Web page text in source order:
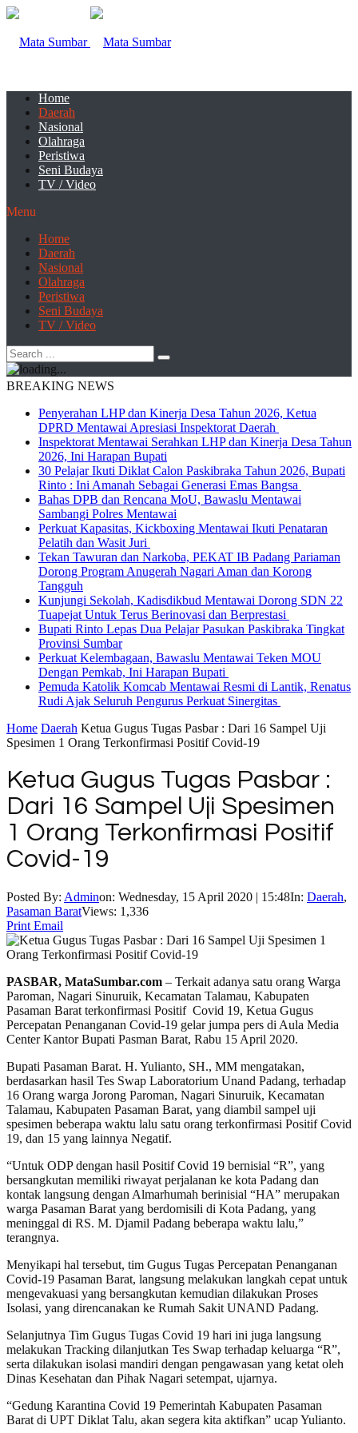
Home
Daerah
Nasional
Olahraga
Peristiwa
Seni Budaya
TV / Video
Menu
Home
Daerah
Nasional
Olahraga
Peristiwa
Seni Budaya
TV / Video
BREAKING NEWS
Penyerahan LHP dan Kinerja Desa Tahun 2026, Ketua
DPRD Mentawai Apresiasi Inspektorat Daerah
Inspektorat Mentawai Serahkan LHP dan Kinerja Desa Tahun
2026, Ini Harapan Bupati
30 Pelajar Ikuti Diklat Calon Paskibraka Tahun 2026, Bupati
Rinto : Ini Amanah Sebagai Generasi Emas Bangsa
Bahas DPB dan Rencana MoU, Bawaslu Mentawai
Sambangi Polres Mentawai
Perkuat Kapasitas, Kickboxing Mentawai Ikuti Penataran
Pelatih dan Wasit Juri
Tekan Tawuran dan Narkoba, PEKAT IB Padang Pariaman
Dorong Program Anugerah Nagari Aman dan Korong
Tangguh
Kunjungi Sekolah, Kadisdikbud Mentawai Dorong SDN 22
Tuapejat Untuk Terus Berinovasi dan Berprestasi
Bupati Rinto Lepas Dua Pelajar Pasukan Paskibraka Tingkat
Provinsi Sumbar
Perkuat Kelembagaan, Bawaslu Mentawai Teken MOU
Dengan Pemkab, Ini Harapan Bupati
Pemuda Katolik Komcab Mentawai Resmi di Lantik, Renatus
Rudi Ajak Seluruh Pengurus Perkuat Sinergitas
Home Daerah Ketua Gugus Tugas Pasbar : Dari 16 Sampel Uji
Spesimen 1 Orang Terkonfirmasi Positif Covid-19
Ketua Gugus Tugas Pasbar :
Dari 16 Sampel Uji Spesimen
1 Orang Terkonfirmasi Positif
Covid-19
Posted By: Adminon: Wednesday, 15 April 2020 | 15:48In: Daerah,
Pasaman BaratViews: 1,336
Print Email
PASBAR, MataSumbar.com – Terkait adanya satu orang Warga
Paroman, Nagari Sinuruik, Kecamatan Talamau, Kabupaten
Pasaman Barat terkonfirmasi Positif Covid 19, Ketua Gugus
Percepatan Penanganan Covid-19 gelar jumpa pers di Aula Media
Center Kantor Bupati Pasman Barat, Rabu 15 April 2020.
Bupati Pasaman Barat. H. Yulianto, SH., MM mengatakan,
berdasarkan hasil Tes Swap Laboratorium Unand Padang, terhadap
16 Orang warga Jorong Paroman, Nagari Sinuruik, Kecamatan
Talamau, Kabupaten Pasaman Barat, yang diambil sampel uji
spesimen beberapa waktu lalu satu orang terkonfirmasi Positif Covid
19, dan 15 yang lainnya Negatif.
“Untuk ODP dengan hasil Positif Covid 19 bernisial “R”, yang
bersangkutan memiliki riwayat perjalanan ke kota Padang dan
kontak langsung dengan Almarhumah berinisial “HA” merupakan
warga Pasaman Barat yang berdomisili di Kota Padang, yang
meninggal di RS. M. Djamil Padang beberapa waktu lalu,”
terangnya.
Menyikapi hal tersebut, tim Gugus Tugas Percepatan Penanganan
Covid-19 Pasaman Barat, langsung melakukan langkah cepat untuk
mengevakuasi yang bersangkutan kemudian dilakukan Proses
Isolasi, yang direncanakan ke Rumah Sakit UNAND Padang.
Selanjutnya Tim Gugus Tugas Covid 19 hari ini juga langsung
melakukan Tracking dilanjutkan Tes Swap terhadap keluarga “R”,
serta dilakukan isolasi mandiri dengan pengawasan yang ketat oleh
Dinas Kesehatan dan Pihak Nagari setempat, ujarnya.
“Gedung Karantina Covid 19 Pemerintah Kabupaten Pasaman
Barat di UPT Diklat Talu, akan segera kita aktifkan” ucap Yulianto.